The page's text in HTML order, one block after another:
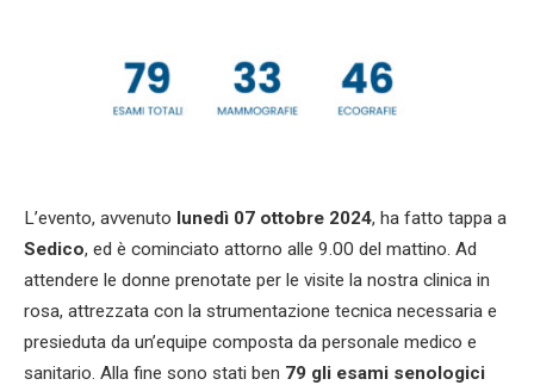
L’evento, avvenuto lunedì 07 ottobre 2024, ha fatto tappa a
Sedico, ed è cominciato attorno alle 9.00 del mattino. Ad
attendere le donne prenotate per le visite la nostra clinica in
rosa, attrezzata con la strumentazione tecnica necessaria e
presieduta da un’equipe composta da personale medico e
sanitario. Alla fine sono stati ben 79 gli esami senologici